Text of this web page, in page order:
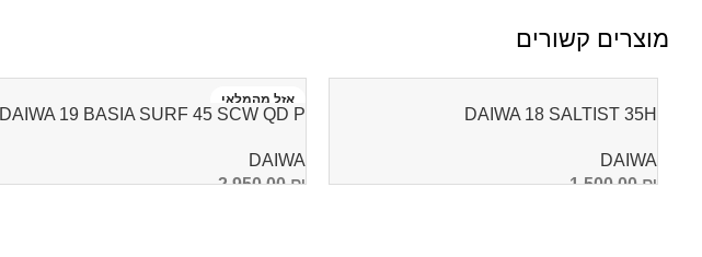
מוצרים קשורים
DAIWA 18 SALTIST 35H
DAIWA
1,500.00₪
אזל מהמלאי
DAIWA 19 BASIA SURF 45 SCW QD P
DAIWA
2,950.00₪